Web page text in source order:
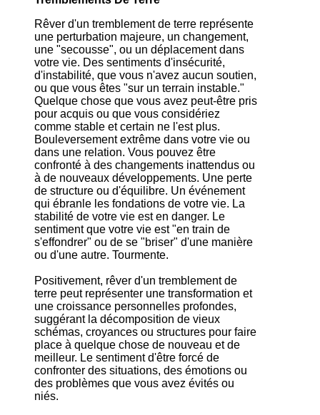
Rêver d'un tremblement de terre représente
une perturbation majeure, un changement,
une "secousse", ou un déplacement dans
votre vie. Des sentiments d'insécurité,
d'instabilité, que vous n'avez aucun soutien,
ou que vous êtes "sur un terrain instable."
Quelque chose que vous avez peut-être pris
pour acquis ou que vous considériez
comme stable et certain ne l'est plus.
Bouleversement extrême dans votre vie ou
dans une relation. Vous pouvez être
confronté à des changements inattendus ou
à de nouveaux développements. Une perte
de structure ou d'équilibre. Un événement
qui ébranle les fondations de votre vie. La
stabilité de votre vie est en danger. Le
sentiment que votre vie est "en train de
s'effondrer" ou de se "briser" d'une manière
ou d'une autre. Tourmente.
Positivement, rêver d'un tremblement de
terre peut représenter une transformation et
une croissance personnelles profondes,
suggérant la décomposition de vieux
schémas, croyances ou structures pour faire
place à quelque chose de nouveau et de
meilleur. Le sentiment d'être forcé de
confronter des situations, des émotions ou
des problèmes que vous avez évités ou
niés.